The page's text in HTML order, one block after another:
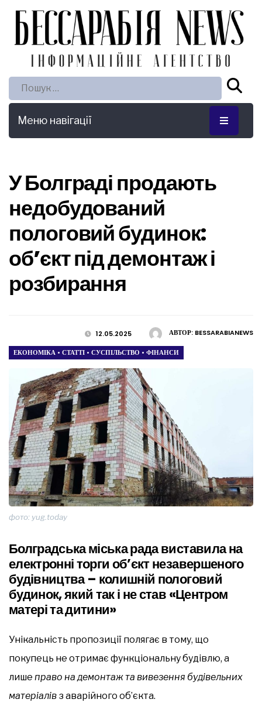
Пошук:
Меню навігації
У Болграді продають
недобудований
пологовий будинок:
об’єкт під демонтаж і
розбирання
АВТОР: BESSARABIANEWS
12.05.2025
ЕКОНОМІКА • СТАТТІ • СУСПІЛЬСТВО • ФІНАНСИ
фото: yug.today
Болградська міська рада виставила на
електронні торги об’єкт незавершеного
будівництва – колишній пологовий
будинок, який так і не став «Центром
матері та дитини»
Унікальність пропозиції полягає в тому, що
покупець не отримає функціональну будівлю, а
лише право на демонтаж та вивезення будівельних
матеріалів з аварійного об’єкта.